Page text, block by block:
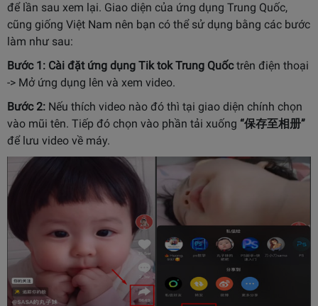
để lần sau xem lại. Giao diện của ứng dụng Trung Quốc,
cũng giống Việt Nam nên bạn có thể sử dụng bằng các bước
làm như sau:
Bước 1: Cài đặt ứng dụng Tik tok Trung Quốctrên điện thoại
-> Mở ứng dụng lên và xem video.
Bước 2: Nếu thích video nào đó thì tại giao diện chính chọn
vào mũi tên. Tiếp đó chọn vào phần tải xuống “保存至相册”
để lưu video về máy.